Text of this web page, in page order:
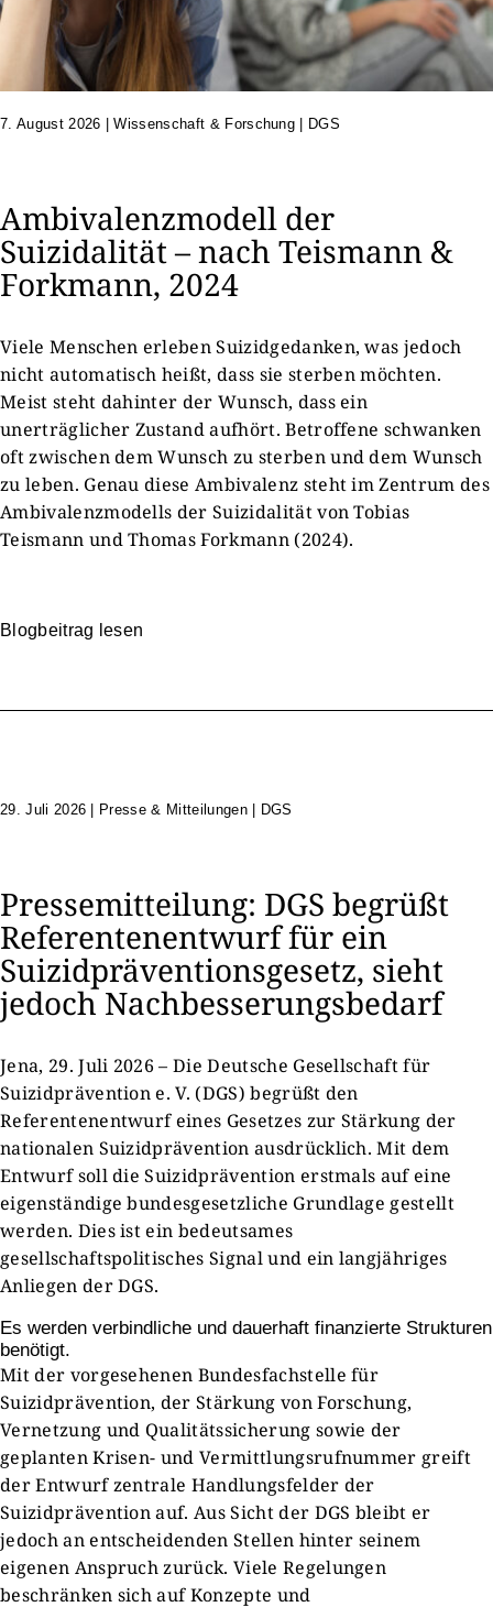
7. August 2026 |Wissenschaft & Forschung | DGS
Ambivalenzmodell der
Suizidalität – nach Teismann &
Forkmann, 2024
Viele Menschen erleben Suizidgedanken, was jedoch
nicht automatisch heißt, dass sie sterben möchten.
Meist steht dahinter der Wunsch, dass ein
unerträglicher Zustand aufhört. Betroffene schwanken
oft zwischen dem Wunsch zu sterben und dem Wunsch
zu leben. Genau diese Ambivalenz steht im Zentrum des
Ambivalenzmodells der Suizidalität von Tobias
Teismann und Thomas Forkmann (2024).
Blogbeitrag lesen
29. Juli 2026 | Presse & Mitteilungen | DGS
Pressemitteilung: DGS begrüßt
Referentenentwurf für ein
Suizidpräventionsgesetz, sieht
jedoch Nachbesserungsbedarf
Jena, 29. Juli 2026 – Die Deutsche Gesellschaft für
Suizidprävention e. V. (DGS) begrüßt den
Referentenentwurf eines Gesetzes zur Stärkung der
nationalen Suizidprävention ausdrücklich. Mit dem
Entwurf soll die Suizidprävention erstmals auf eine
eigenständige bundesgesetzliche Grundlage gestellt
werden. Dies ist ein bedeutsames
gesellschaftspolitisches Signal und ein langjähriges
Anliegen der DGS.
Es werden verbindliche und dauerhaft finanzierte Strukturen
benötigt.
Mit der vorgesehenen Bundesfachstelle für
Suizidprävention, der Stärkung von Forschung,
Vernetzung und Qualitätssicherung sowie der
geplanten Krisen- und Vermittlungsrufnummer greift
der Entwurf zentrale Handlungsfelder der
Suizidprävention auf. Aus Sicht der DGS bleibt er
jedoch an entscheidenden Stellen hinter seinem
eigenen Anspruch zurück. Viele Regelungen
beschränken sich auf Konzepte und